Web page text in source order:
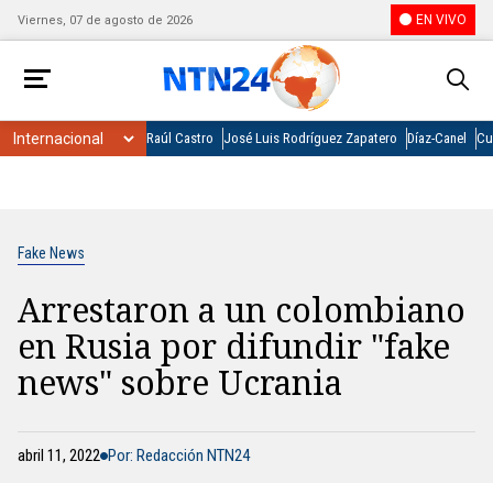
Viernes, 07 de agosto de 2026 EN VIVO
Raúl Castro José Luis Rodríguez Zapatero Díaz-Canel
Fake News
Arrestaron a un colombiano
en Rusia por difundir "fake
news" sobre Ucrania
abril 11, 2022 Por: Redacción NTN24